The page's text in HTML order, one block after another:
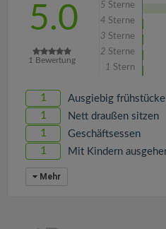
5.0
1 Bewertung
5 Sterne
4 Sterne
3 Sterne
2 Sterne
1 Stern
1 Ausgiebig
1 Nett draußen sitzen
1 Geschäftsessen
1 Mit Kindern
Mehr
g
a
i
o